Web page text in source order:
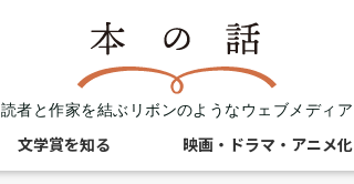
読者と作家を結ぶリボンのようなウェブメディア
文学賞を知る 映画・ドラマ・アニメ化